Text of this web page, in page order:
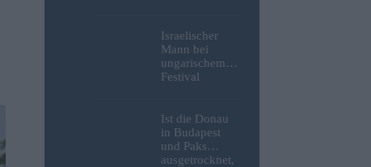
Überreste und
Sprengstoff aus
der Donau in
Budapest
Israelischer
Mann bei
ungarischem
Festival
Ist die Donau
in Budapest
und Paks
ausgetrocknet,